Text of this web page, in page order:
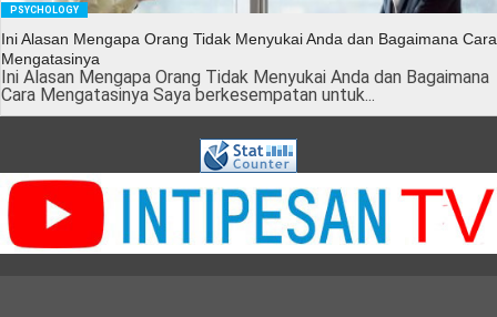
PSYCHOLOGY
Ini Alasan Mengapa Orang Tidak Menyukai Anda dan Bagaimana Cara
Mengatasinya
Ini Alasan Mengapa Orang Tidak Menyukai Anda dan Bagaimana
Cara Mengatasinya Saya berkesempatan untuk...